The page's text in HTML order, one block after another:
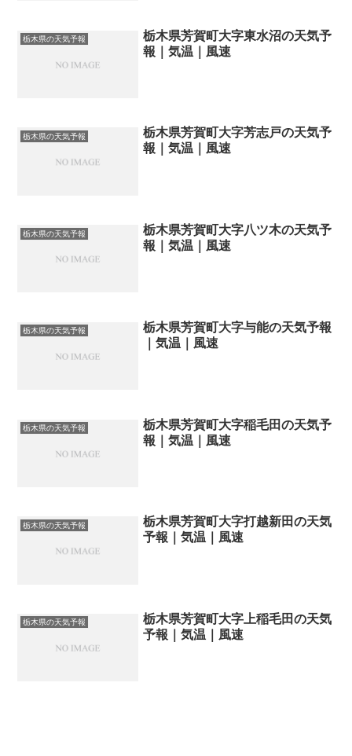
栃木県の天気予報
栃木県芳賀町大字東水沼の天気予
報｜気温｜風速
栃木県の天気予報
栃木県芳賀町大字芳志戸の天気予
報｜気温｜風速
栃木県の天気予報
栃木県芳賀町大字八ツ木の天気予
報｜気温｜風速
栃木県の天気予報
栃木県芳賀町大字与能の天気予報
｜気温｜風速
栃木県の天気予報
栃木県芳賀町大字稲毛田の天気予
報｜気温｜風速
栃木県の天気予報
栃木県芳賀町大字打越新田の天気
予報｜気温｜風速
栃木県の天気予報
栃木県芳賀町大字上稲毛田の天気
予報｜気温｜風速